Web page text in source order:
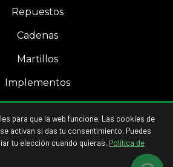
Repuestos
Cadenas
Martillos
Implementos
para que la web funcione. Las cookies de
activan si das tu consentimiento. Puedes
tu elección cuando quieras. Política de